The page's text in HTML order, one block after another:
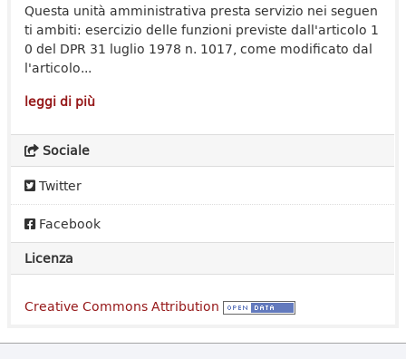
Questa unità amministrativa presta servizio nei seguen
ti ambiti: esercizio delle funzioni previste dall'articolo 1
0 del DPR 31 luglio 1978 n. 1017, come modificato dal
l'articolo...
leggi di più
Sociale
Twitter
Facebook
Licenza
Creative Commons Attribution